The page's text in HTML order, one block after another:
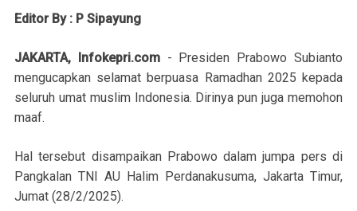
Editor By : P Sipayung
JAKARTA, Infokepri.com- Presiden Prabowo Subianto
mengucapkan selamat berpuasa Ramadhan 2025 kepada
seluruh umat muslim Indonesia. Dirinya pun juga memohon
maaf.
Hal tersebut disampaikan Prabowo dalam jumpa pers di
Pangkalan TNI AU Halim Perdanakusuma, Jakarta Timur,
Jumat (28/2/2025).